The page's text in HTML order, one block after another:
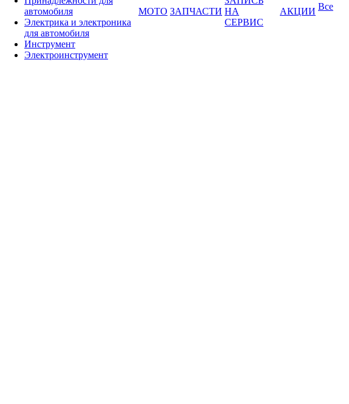
автомобиля
Электрика и электроника
для автомобиля
Инструмент
Электроинструмент
МОТО ЗАПЧАСТИ НА
СЕРВИС
АКЦИИ Все